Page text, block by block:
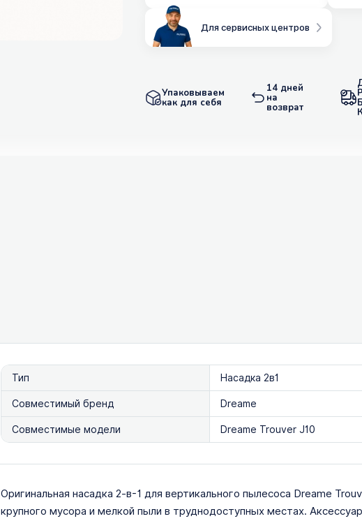
Для сервисных центров
Упаковываем
как для себя
14 дней
на
возврат
Тип
Насадка 2в1
Совместимый бренд
Dreame
Совместимые модели
Dreame Trouver J10
Оригинальная насадка 2-в-1 для вертикального пылесоса Dreame
крупного мусора и мелкой пыли в труднодоступных местах.